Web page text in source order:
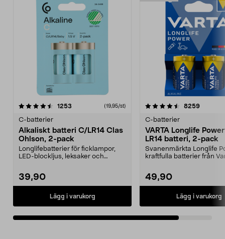
1253 recensioner(19,95/st)
C-batterier
Alkaliskt batteri C/LR14 Clas
Ohlson, 2-pack
Longlifebatterier för ficklampor,
LED-blockljus, leksaker och
39,90
Lägg i varukorg
4.5av 5 stjärnor 8259
C-batterier
VARTA Longlife
LR14 batteri, 2-pack
Svanenmärkta Longlife
kraftfulla batterier från
49,90
Lägg i varukorg